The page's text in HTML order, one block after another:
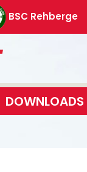
BSC Rehberge
DOWNLOADS